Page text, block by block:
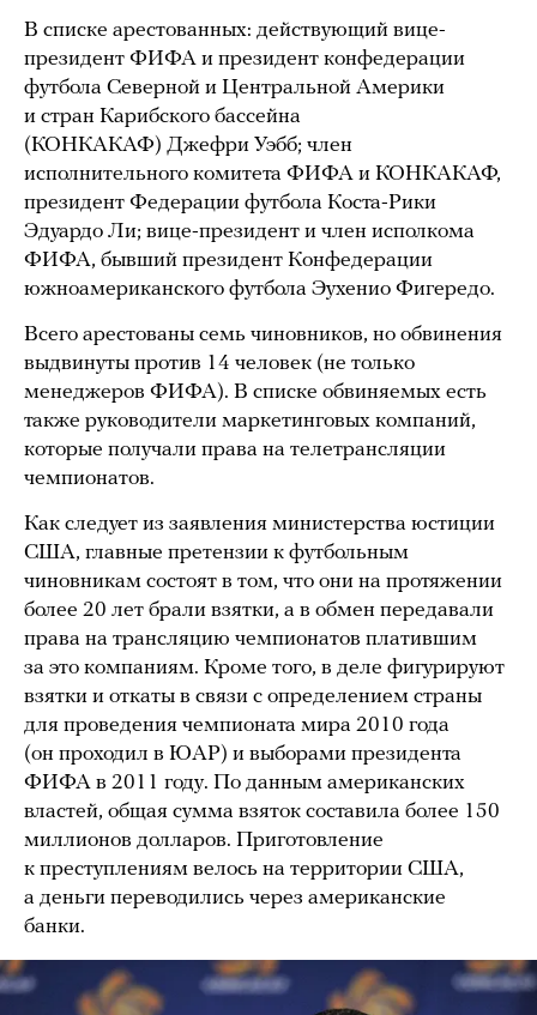
В списке арестованных: действующий вице-
президент ФИФА и президент конфедерации
футбола Северной и Центральной Америки
и стран Карибского бассейна
(КОНКАКАФ) Джефри Уэбб; член
исполнительного комитета ФИФА и КОНКАКАФ,
президент Федерации футбола Коста-Рики
Эдуардо Ли; вице-президент и член исполкома
ФИФА, бывший президент Конфедерации
южноамериканского футбола Эухенио Фигередо.
Всего арестованы семь чиновников, но обвинения
выдвинуты против 14 человек (не только
менеджеров ФИФА). В списке обвиняемых есть
также руководители маркетинговых компаний,
которые получали права на телетрансляции
чемпионатов.
Как следует из заявления министерства юстиции
США, главные претензии к футбольным
чиновникам состоят в том, что они на протяжении
более 20 лет брали взятки, а в обмен передавали
права на трансляцию чемпионатов платившим
за это компаниям. Кроме того, в деле фигурируют
взятки и откаты в связи с определением страны
для проведения чемпионата мира 2010 года
(он проходил в ЮАР) и выборами президента
ФИФА в 2011 году. По данным американских
властей, общая сумма взяток составила более 150
миллионов долларов. Приготовление
к преступлениям велось на территории США,
а деньги переводились через американские
банки.